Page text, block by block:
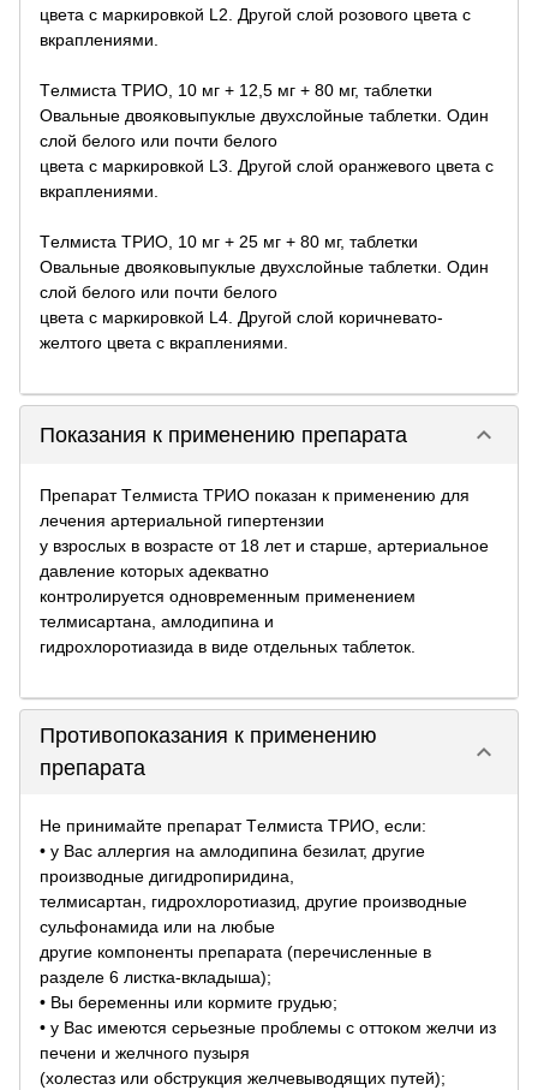
цвета с маркировкой L2. Другой слой розового цвета с
вкраплениями.
Tелмиста ТРИО, 10 мг + 12,5 мг + 80 мг, таблетки
Овальные двояковыпуклые двухслойные таблетки. Один
слой белого или почти белого
цвета с маркировкой L3. Другой слой оранжевого цвета с
вкраплениями.
Tелмиста ТРИО, 10 мг + 25 мг + 80 мг, таблетки
Овальные двояковыпуклые двухслойные таблетки. Один
слой белого или почти белого
цвета с маркировкой L4. Другой слой коричневато-
желтого цвета с вкраплениями.
Показания к применению препарата keyboard_arrow_down
Препарат Tелмиста ТРИО показан к применению для
лечения артериальной гипертензии
у взрослых в возрасте от 18 лет и старше, артериальное
давление которых адекватно
контролируется одновременным применением
телмисартана, амлодипина и
гидрохлоротиазида в виде отдельных таблеток.
Противопоказания к применению
препарата
keyboard_arrow_down
Не принимайте препарат Tелмиста ТРИО, если:
• у Вас аллергия на амлодипина безилат, другие
производные дигидропиридина,
телмисартан, гидрохлоротиазид, другие производные
сульфонамида или на любые
другие компоненты препарата (перечисленные в
разделе 6 листка-вкладыша);
• Вы беременны или кормите грудью;
• у Вас имеются серьезные проблемы с оттоком желчи из
печени и желчного пузыря
(холестаз или обструкция желчевыводящих путей);